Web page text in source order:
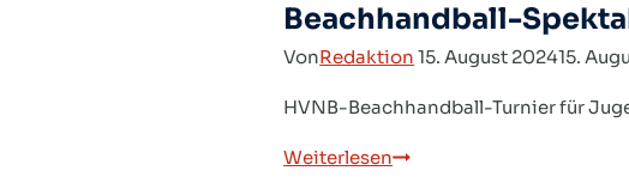
Beachhandball-
VonRedaktion 15. August 202415.
HVNB-Beachhandball-Turnier für
WeiterlesenBeachhandball-